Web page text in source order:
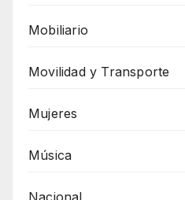
Mobiliario
Movilidad y Transporte
Mujeres
Música
Nacional